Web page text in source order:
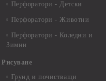
Перфоратори - Детски
Перфоратори - Животни
Перфоратори - Коледни и
Зимни
Рисуване
Грунд и почистващи